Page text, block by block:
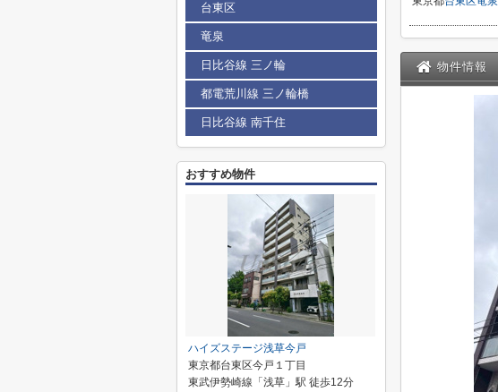
物件情報
台東区
竜泉
日比谷線 三ノ輪
都電荒川線 三ノ輪橋
日比谷線 南千住
おすすめ物件
ハイズステージ浅草今戸
東京都台東区今戸１丁目
東武伊勢崎線「浅草」駅 徒歩12分